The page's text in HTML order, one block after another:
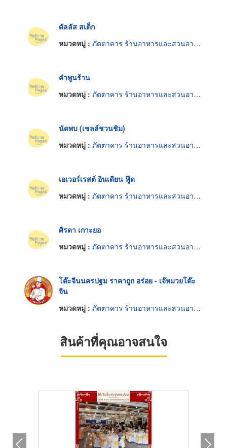
ดัลลัส สเต็ก
หมวดหมู่ : ภัตตาคาร ร้านอาหารและสวนอาหาร
คำพูนร้าน
หมวดหมู่ : ภัตตาคาร ร้านอาหารและสวนอาหาร
นัดพบ (เชลล์ชวนชิม)
หมวดหมู่ : ภัตตาคาร ร้านอาหารและสวนอาหาร
เอเวอร์เรสต์ อินเดียน ฟู๊ด
หมวดหมู่ : ภัตตาคาร ร้านอาหารและสวนอาหาร
ศิรดา เกาะยอ
หมวดหมู่ : ภัตตาคาร ร้านอาหารและสวนอาหาร
โต๊ะจีนนครปฐม ราคาถูก อร่อย - เจ๊หมวยโต๊ะ
จีน
หมวดหมู่ : ภัตตาคาร ร้านอาหารและสวนอาหาร
สินค้าที่คุณอาจสนใจ